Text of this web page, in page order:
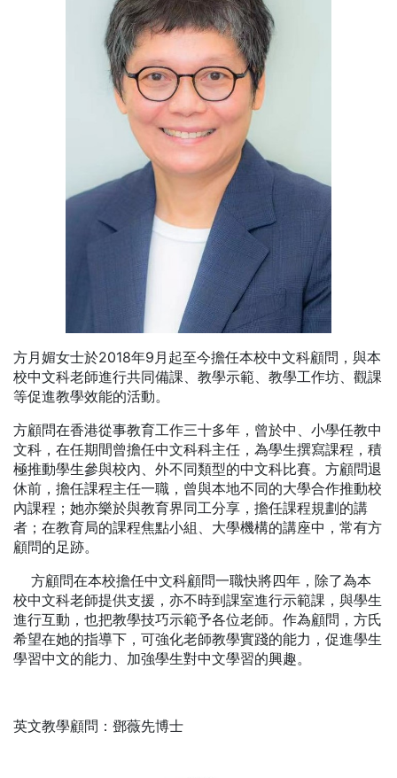
方月媚女士於2018年9月起至今擔任本校中文科顧問，與本
校中文科老師進行共同備課、教學示範、教學工作坊、觀課
等促進教學效能的活動。
方顧問在香港從事教育工作三十多年，曾於中、小學任教中
文科，在任期間曾擔任中文科科主任，為學生撰寫課程，積
極推動學生參與校內、外不同類型的中文科比賽。方顧問退
休前，擔任課程主任一職，曾與本地不同的大學合作推動校
內課程；她亦樂於與教育界同工分享，擔任課程規劃的講
者；在教育局的課程焦點小組、大學機構的講座中，常有方
顧問的足跡。
方顧問在本校擔任中文科顧問一職快將四年，除了為本
校中文科老師提供支援，亦不時到課室進行示範課，與學生
進行互動，也把教學技巧示範予各位老師。作為顧問，方氏
希望在她的指導下，可強化老師教學實踐的能力，促進學生
學習中文的能力、加強學生對中文學習的興趣。
英文教學顧問：鄧薇先博士